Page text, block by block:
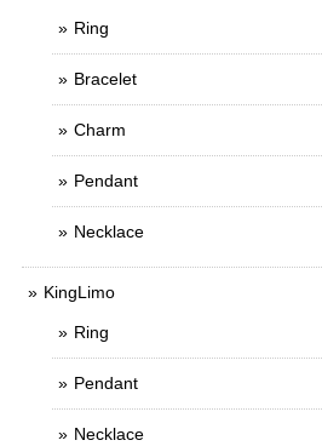
Ring
Bracelet
Charm
Pendant
Necklace
KingLimo
Ring
Pendant
Necklace